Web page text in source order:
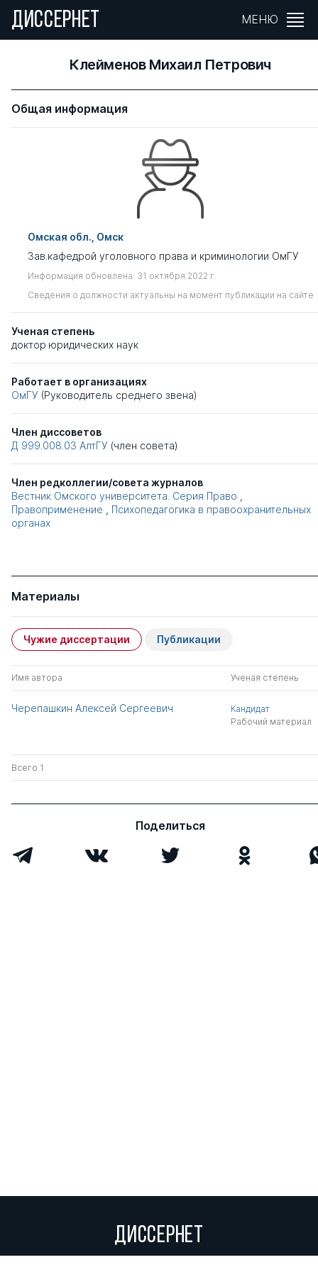
ДИССЕРНЕТ МЕНЮ
Клейменов Михаил Петрович
Общая информация
Омская обл., Омск
Зав.кафедрой уголовного права и криминологии ОмГУ
Информация обновлена: 31 октября 2022 г.
Сведения о должности актуальны на момент публикации на сайте
Ученая степень
доктор юридических наук
Работает в организациях
ОмГУ (Руководитель среднего звена)
Член диссоветов
Д 999.008.03 АлтГУ (член совета)
Член редколлегии/совета журналов
Вестник Омского университета. Серия Право
Правоприменение
Психопедагогика в правоохранительных
органах
Материалы
Чужие диссертации Публикации
Имя автора Ученая степень
Черепашкин Алексей Сергеевич
Кандидат
Рабочий материал
Всего 1
Поделиться
ДИССЕРНЕТ